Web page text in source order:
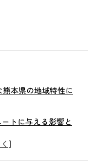
本県の地域特性に
トに与える影響と